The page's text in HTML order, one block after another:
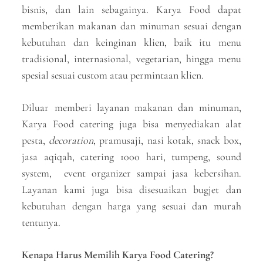
bisnis, dan lain sebagainya. Karya Food dapat
memberikan makanan dan minuman sesuai dengan
kebutuhan dan keinginan klien, baik itu menu
tradisional, internasional, vegetarian, hingga menu
spesial sesuai custom atau permintaan klien.
Diluar memberi layanan makanan dan minuman,
Karya Food catering juga bisa menyediakan alat
pesta, decoration, pramusaji, nasi kotak, snack box,
jasa aqiqah, catering 1000 hari, tumpeng, sound
system, event organizer sampai jasa kebersihan.
Layanan kami juga bisa disesuaikan bugjet dan
kebutuhan dengan harga yang sesuai dan murah
tentunya.
Kenapa Harus Memilih Karya Food Catering?